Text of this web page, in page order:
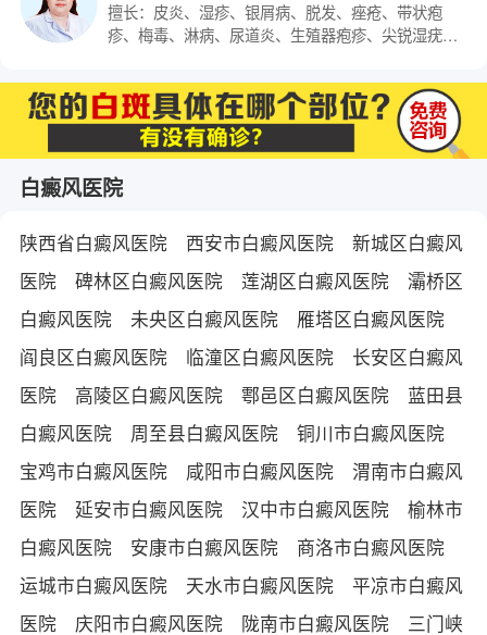
擅长：皮炎、湿疹、银屑病、脱发、痤疮、带状疱
疹、梅毒、淋病、尿道炎、生殖器疱疹、尖锐湿疣及
白癜风医院
陕西省白癜风医院 西安市白癜风医院
新城区白癜风
医院
碑林区白癜风医院 莲湖区白癜风医院
灞桥区
白癜风医院
未央区白癜风医院
雁塔区白癜风医院
阎良区白癜风医院
临潼区白癜风医院
长安区白癜风
医院
高陵区白癜风医院 鄠邑区白癜风医院
蓝田县
白癜风医院
周至县白癜风医院
铜川市白癜风医院
宝鸡市白癜风医院
咸阳市白癜风医院
渭南市白癜风
医院
延安市白癜风医院 汉中市白癜风医院
榆林市
白癜风医院
安康市白癜风医院
商洛市白癜风医院
运城市白癜风医院
天水市白癜风医院
平凉市白癜风
医院
庆阳市白癜风医院 陇南市白癜风医院 三门峡